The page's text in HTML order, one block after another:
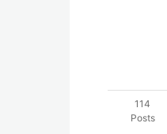
114
Posts